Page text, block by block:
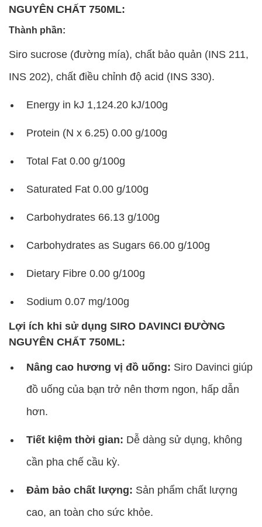
NGUYÊN CHẤT 750ML:
Thành phần:
Siro sucrose (đường mía), chất bảo quản (INS 211,
INS 202), chất điều chỉnh độ acid (INS 330).
Energy in kJ 1,124.20 kJ/100g
Protein (N x 6.25) 0.00 g/100g
Total Fat 0.00 g/100g
Saturated Fat 0.00 g/100g
Carbohydrates 66.13 g/100g
Carbohydrates as Sugars 66.00 g/100g
Dietary Fibre 0.00 g/100g
Sodium 0.07 mg/100g
Lợi ích khi sử dụng SIRO DAVINCI ĐƯỜNG
NGUYÊN CHẤT 750ML:
Nâng cao hương vị đồ uống: Siro Davinci giúp
đồ uống của bạn trở nên thơm ngon, hấp dẫn
hơn.
Tiết kiệm thời gian: Dễ dàng sử dụng, không
cần pha chế cầu kỳ.
Đảm bảo chất lượng: Sản phẩm chất lượng
cao, an toàn cho sức khỏe.